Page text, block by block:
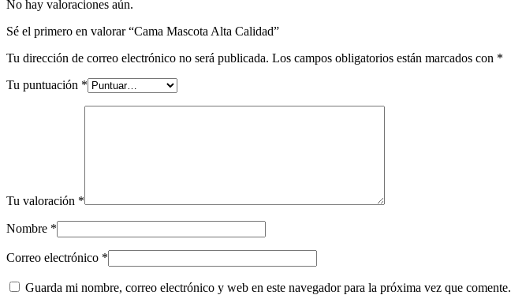
No hay valoraciones aún.
Sé el primero en valorar “Cama Mascota Alta Calidad”
Tu dirección de correo electrónico no será publicada. Los campos obligatorios están marcados con *
Tu puntuación *
Tu valoración *
Nombre *
Correo electrónico *
Guarda mi nombre, correo electrónico y web en este navegador para la próxima vez que comente.